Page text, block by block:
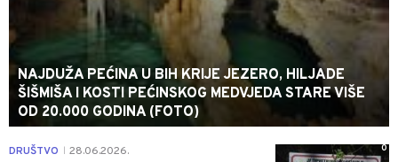
NAJDUŽA PEĆINA U BIH KRIJE JEZERO, HILJADE
ŠIŠMIŠA I KOSTI PEĆINSKOG MEDVJEDA STARE VIŠE
OD 20.000 GODINA (FOTO)
0
DRUŠTVO 28.06.2026.